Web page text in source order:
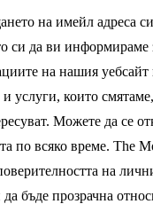
на имейл адреса
си да ви информираме
на нашия уебсайт
услуги, които
Можете да се
по всяко време. The
на
да бъде прозрачна